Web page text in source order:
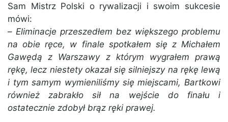
Sam Mistrz Polski o rywalizacji i swoim sukcesie
mówi:
– Eliminacje przeszedłem bez większego problemu
na obie ręce, w finale spotkałem się z Michałem
Gawędą z Warszawy z którym wygrałem prawą
rękę, lecz niestety okazał się silniejszy na rękę lewą
i tym samym wymieniliśmy się miejscami, Bartkowi
również zabrakło sił na wejście do finału i
ostatecznie zdobył brąz ręki prawej.